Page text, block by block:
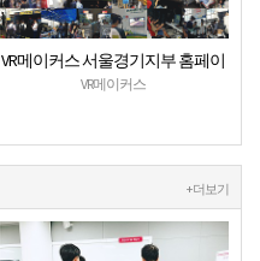
VR메이커스 서울경기지부 홈페이
지 오픈
VR메이커스
+ 더보기